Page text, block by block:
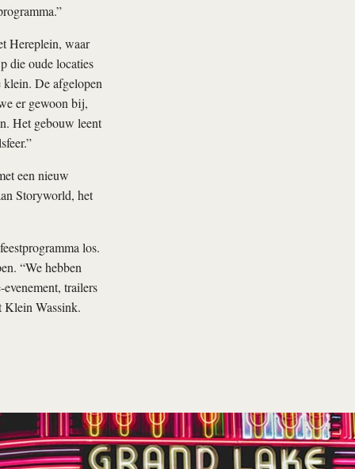
Hereplein, waar
die oude locaties
klein. De afgelopen
er gewoon bij,
Het gebouw leent
een nieuw
Storyworld, het
los.
“We hebben
trailers
Klein Wassink.